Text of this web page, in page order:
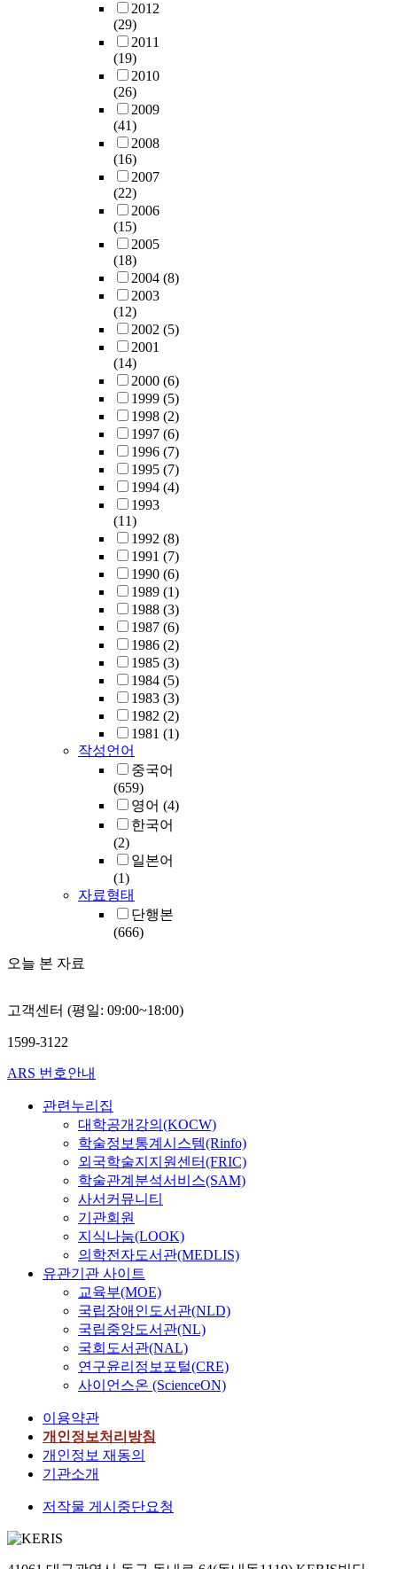
2012
(29)
2011
(19)
2010
(26)
2009
(41)
2008
(16)
2007
(22)
2006
(15)
2005
(18)
2004 (8)
2003
(12)
2002 (5)
2001
(14)
2000 (6)
1999 (5)
1998 (2)
1997 (6)
1996 (7)
1995 (7)
1994 (4)
1993
(11)
1992 (8)
1991 (7)
1990 (6)
1989 (1)
1988 (3)
1987 (6)
1986 (2)
1985 (3)
1984 (5)
1983 (3)
1982 (2)
1981 (1)
작성언어
중국어
(659)
영어 (4)
한국어
(2)
일본어
(1)
자료형태
단행본
(666)
오늘 본 자료
고객센터 (평일: 09:00~18:00)
1599-3122
ARS 번호안내
관련누리집
대학공개강의(KOCW)
학술정보통계시스템(Rinfo)
외국학술지지원센터(FRIC)
학술관계분석서비스(SAM)
사서커뮤니티
기관회원
지식나눔(LOOK)
의학전자도서관(MEDLIS)
유관기관 사이트
교육부(MOE)
국립장애인도서관(NLD)
국립중앙도서관(NL)
국회도서관(NAL)
연구윤리정보포털(CRE)
사이언스온 (ScienceON)
이용약관
개인정보처리방침
개인정보 재동의
기관소개
저작물 게시중단요청